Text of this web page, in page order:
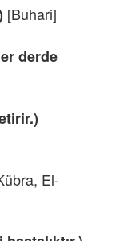
[Buhari]
derde
El-